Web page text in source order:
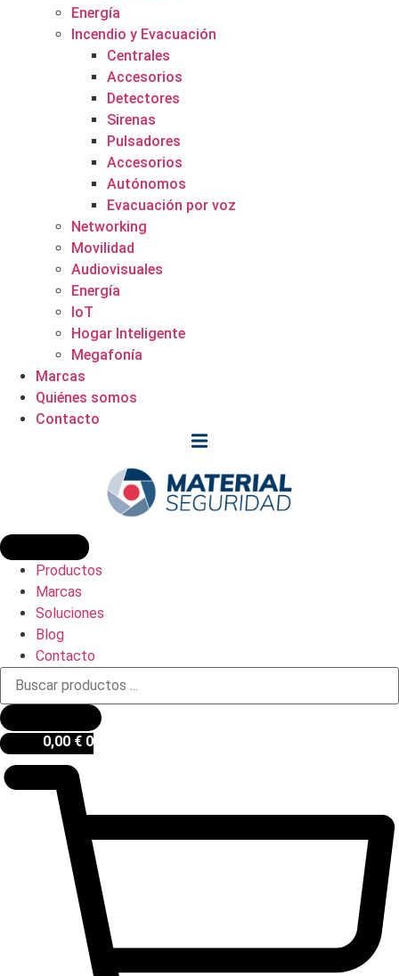
Energía
Incendio y Evacuación
Centrales
Accesorios
Detectores
Sirenas
Pulsadores
Accesorios
Autónomos
Evacuación por voz
Networking
Movilidad
Audiovisuales
Energía
IoT
Hogar Inteligente
Megafonía
Marcas
Quiénes somos
Contacto
Productos
Marcas
Soluciones
Blog
Contacto
Búsqueda
productos
0,00 € 0